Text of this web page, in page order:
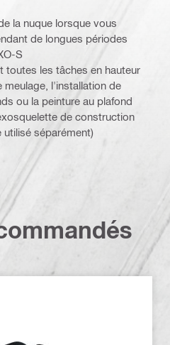
la nuque lorsque vous
de longues périodes
S
toutes les tâches en hauteur
meulage, l'installation de
ou la peinture au plafond
de construction
utilisé séparément)